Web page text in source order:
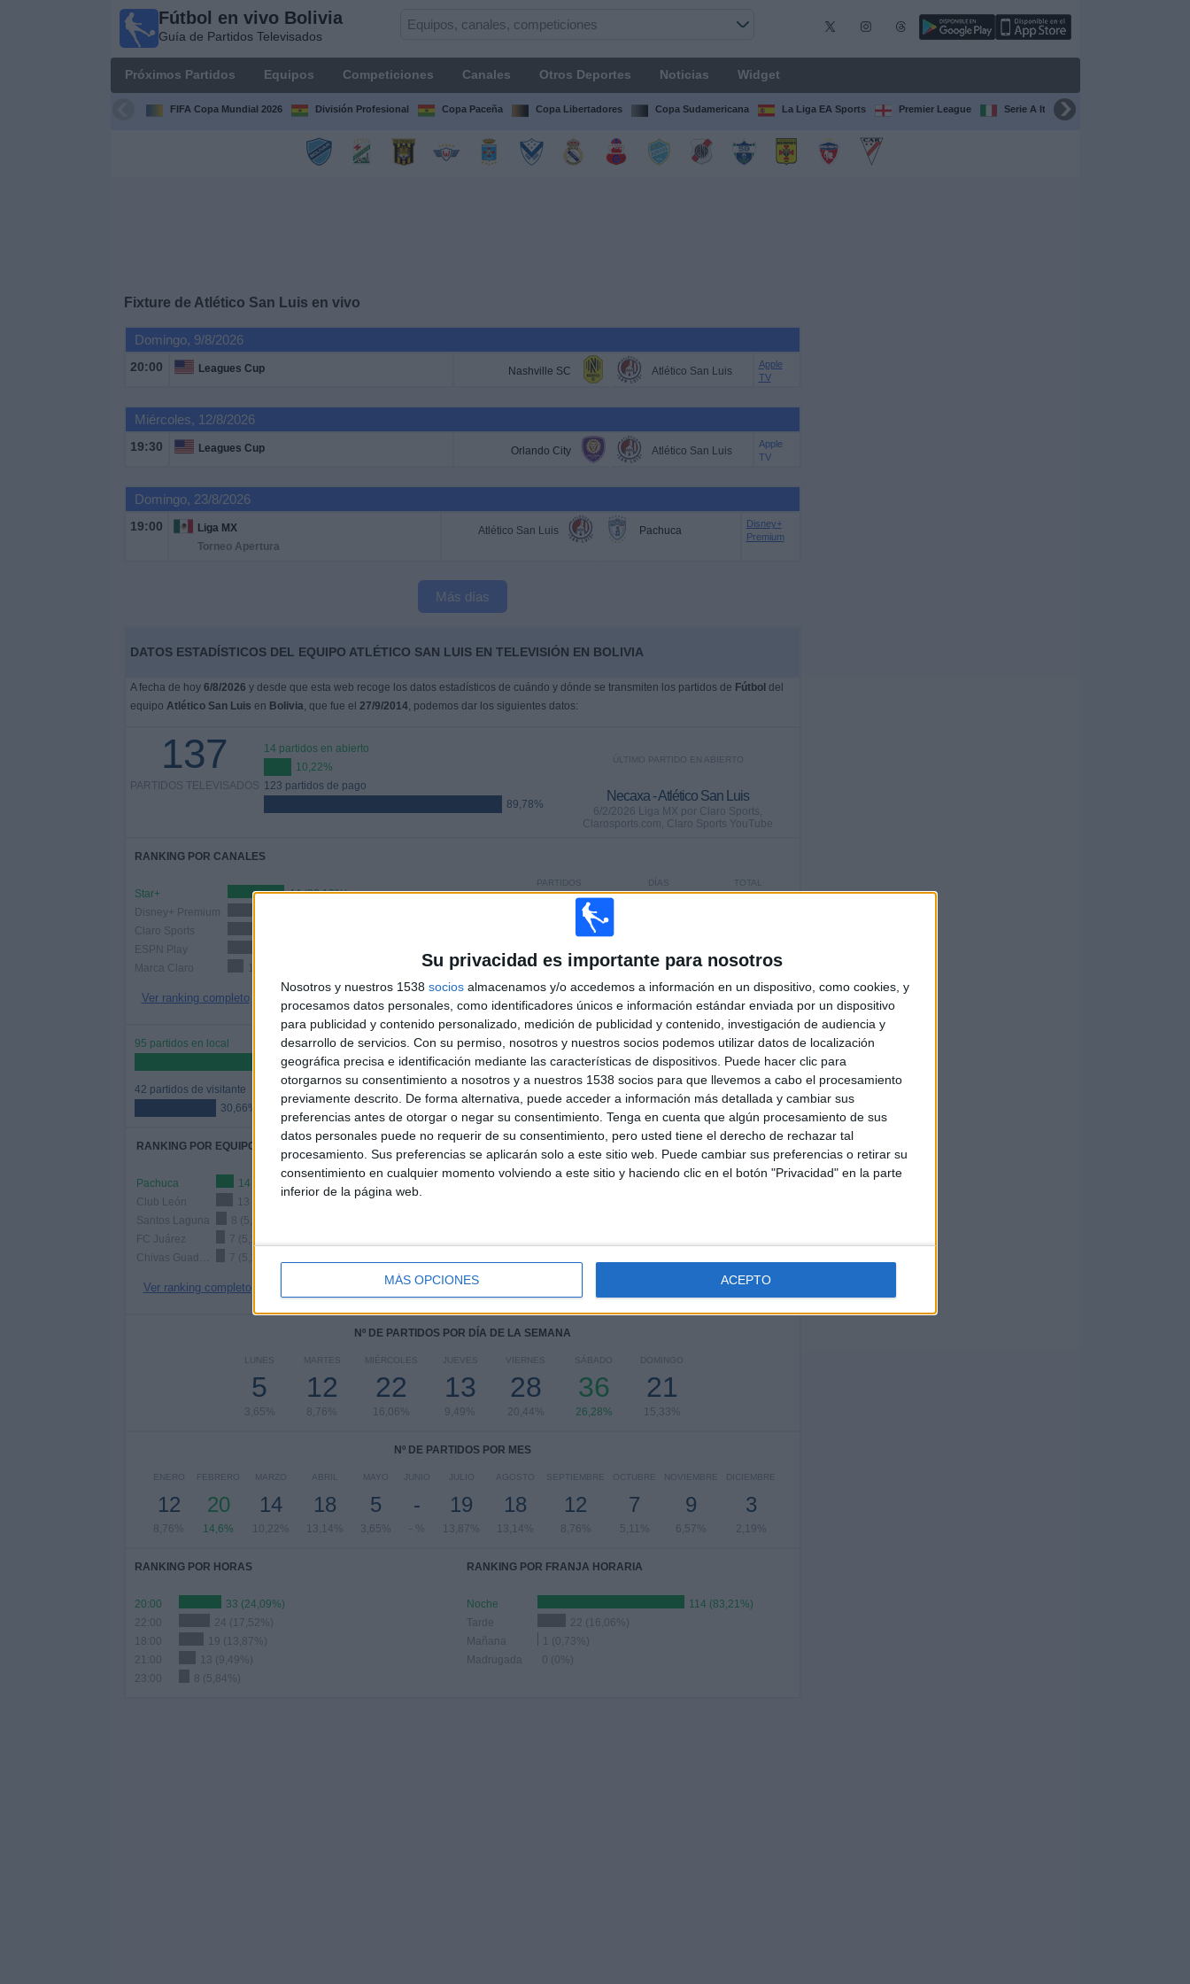
Su privacidad es importante para nosotros
Nosotros y nuestros 1538 socios almacenamos y/o accedemos a información en un dispositivo, como cookies, y
procesamos datos personales, como identificadores únicos e información estándar enviada por un dispositivo
para publicidad y contenido personalizado, medición de publicidad y contenido, investigación de audiencia y
desarrollo de servicios. Con su permiso, nosotros y nuestros socios podemos utilizar datos de localización
geográfica precisa e identificación mediante las características de dispositivos. Puede hacer clic para
otorgarnos su consentimiento a nosotros y a nuestros 1538 socios para que llevemos a cabo el procesamiento
previamente descrito. De forma alternativa, puede acceder a información más detallada y cambiar sus
preferencias antes de otorgar o negar su consentimiento. Tenga en cuenta que algún procesamiento de sus
datos personales puede no requerir de su consentimiento, pero usted tiene el derecho de rechazar tal
procesamiento. Sus preferencias se aplicarán solo a este sitio web. Puede cambiar sus preferencias o retirar su
consentimiento en cualquier momento volviendo a este sitio y haciendo clic en el botón "Privacidad" en la parte
inferior de la página web.
MÁS OPCIONES ACEPTO
Fútbol en vivo Bolivia
Guía de Partidos Televisados
Próximos Partidos Equipos Competiciones Canales Otros Deportes Noticias Widget
FIFA Copa Mundial 2026 División Profesional Copa Paceña Copa Libertadores Copa Sudamericana La Liga EA Sports Premier League Serie A Italiana
Fixture de Atlético San Luis en vivo
Domingo, 9/8/2026
20:00 Leagues Cup Nashville SC Atlético San Luis
Apple
TV
Miércoles, 12/8/2026
19:30 Leagues Cup Orlando City Atlético San Luis
Apple
TV
Domingo, 23/8/2026
19:00
Liga MX
Torneo Apertura
Atlético San Luis Pachuca
Disney+
Premium
Más días
DATOS ESTADÍSTICOS DEL EQUIPO ATLÉTICO SAN LUIS EN TELEVISIÓN EN BOLIVIA
A fecha de hoy 6/8/2026 y desde que esta web recoge los datos estadísticos de cuándo y dónde se transmiten los partidos de Fútbol del
equipo Atlético San Luis en Bolivia, que fue el 27/9/2014, podemos dar los siguientes datos:
137
PARTIDOS TELEVISADOS
14 partidos en abierto
10,22%
123 partidos de pago
89,78%
ÚLTIMO PARTIDO EN ABIERTO
Necaxa - Atlético San Luis
6/2/2026 Liga MX por Claro Sports,
Clarosports.com, Claro Sports YouTube
RANKING POR CANALES
Star+
44 (32,12%)
Disney+ Premium
Claro Sports
ESPN Play
Marca Claro
Ver ranking completo
TOTAL
DÍAS
PARTIDOS
CONSECUTIVOS
95 partidos en local
69,34%
42 partidos de visitante
30,66%
30
RIVALES
14
VS Pachuca
6
COMPETICIONES
RANKING POR EQUIPOS
Pachuca
14 (10,22%)
Club León
13 (9,49%)
Santos Laguna
8 (5,84%)
FC Juárez
7 (5,11%)
7 (5,11%)
Ver ranking completo
RANKING POR COMPETICIONES
Ver ranking completo
Nº DE PARTIDOS POR DÍA DE LA SEMANA
LUNES
5
3,65%
MARTES
12
8,76%
MIÉRCOLES
22
16,06%
JUEVES
13
9,49%
VIERNES
28
20,44%
SÁBADO
36
26,28%
DOMINGO
21
15,33%
Nº DE PARTIDOS POR MES
ENERO
12
8,76%
FEBRERO
20
14,6%
MARZO
14
10,22%
ABRIL
18
13,14%
MAYO
5
3,65%
JUNIO
-
- %
JULIO
19
13,87%
AGOSTO
18
13,14%
SEPTIEMBRE
12
8,76%
OCTUBRE
7
5,11%
NOVIEMBRE
9
6,57%
DICIEMBRE
3
2,19%
RANKING POR HORAS
20:00
33 (24,09%)
22:00
24 (17,52%)
18:00
19 (13,87%)
21:00
13 (9,49%)
23:00
8 (5,84%)
RANKING POR FRANJA HORARIA
Noche
114 (83,21%)
Tarde
22 (16,06%)
Mañana
1 (0,73%)
Madrugada
0 (0%)